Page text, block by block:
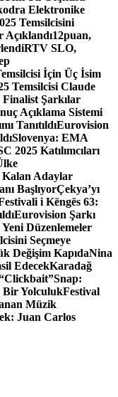
Elektronike
Temsilcisini
12puan,
RTV SLO,
İçin Üç İsim
Temsilcisi Claude
Finalist Şarkılar
Açıklama Sistemi
TanıtıldıEurovision
Slovenya: EMA
2025 Katılımcıları
Kalan Adaylar
BaşlıyorÇekya’yı
i Këngës 63:
Eurovision Şarkı
Yeni Düzenlemeler
Seçmeye
Değişim KapıdaNina
EdecekKaradağ
Snap:
Bir YolculukFestival
Müzik
Juan Carlos